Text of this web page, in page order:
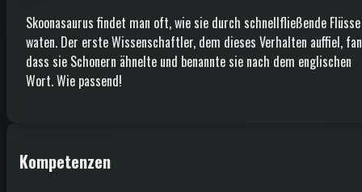
Skoonasaurus findet man oft, wie sie durch schnellfließende Flüsse
waten. Der erste Wissenschaftler, dem dieses Verhalten auffiel,
dass sie Schonern ähnelte und benannte sie nach dem englischen
Wort. Wie passend!
Kompetenzen